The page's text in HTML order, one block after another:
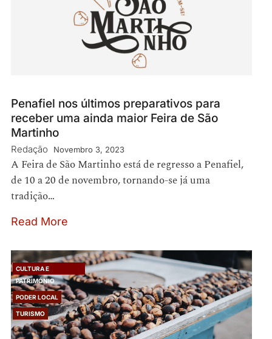
Penafiel nos últimos preparativos para
receber uma ainda maior Feira de São
Martinho
Redação Novembro 3, 2023
A Feira de São Martinho está de regresso a Penafiel,
de 10 a 20 de novembro, tornando-se já uma
tradição…
Read More
CULTURA E
PATRIMÓNIO
PODER LOCAL
TURISMO